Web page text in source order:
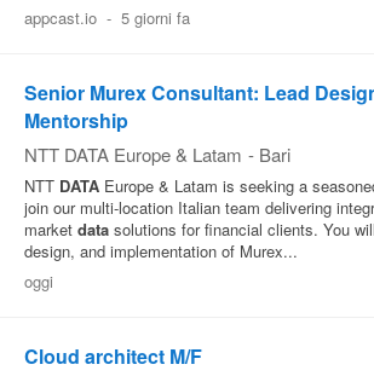
appcast.io - 5 giorni fa
Senior Murex Consultant: Lead
Mentorship
NTT DATA Europe & Latam - Bari
NTT DATA Europe & Latam is seeking a
join our multi-location Italian team delivering
market data solutions for financial clients. You
design, and implementation of Murex...
oggi
Cloud architect M/F